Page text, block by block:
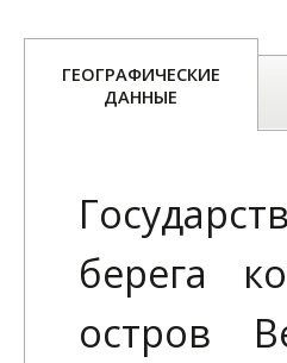
ГЕОГРАФИЧЕСКИЕ
ДАННЫЕ
берега
остров